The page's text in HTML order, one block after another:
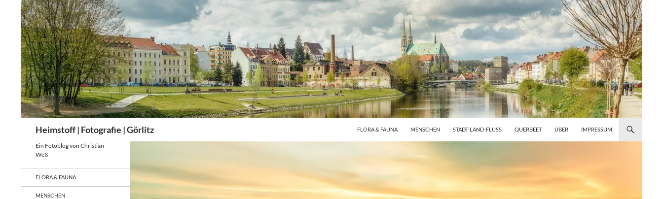
springen
Heimstoff | Fotografie | Görlitz FLORA & FAUNA MENSCHEN STADT-LAND-FLUSS QUERBEET ÜBER IMPRESSUM
Ein Fotoblog von Christian
Weß
FLORA & FAUNA
MENSCHEN